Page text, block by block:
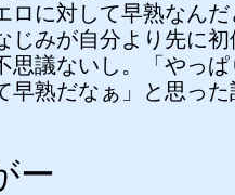
ロに対して早熟なん
じみが自分より先に
思議ないし。「やっ
早熟だなぁ」と思っ
ー